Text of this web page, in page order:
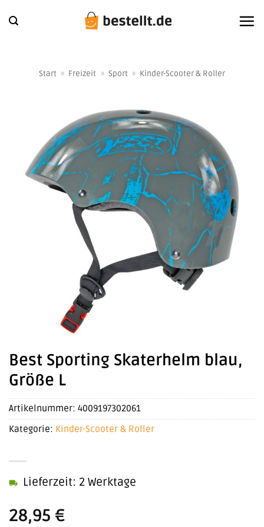
Inhalt
Start » Freizeit » Sport » Kinder-Scooter & Roller
Best Sporting Skaterhelm blau,
Größe L
28,95 €
Lieferzeit: 2 Werktage
Artikelnummer: 4009197302061
Kategorie: Kinder-Scooter & Roller